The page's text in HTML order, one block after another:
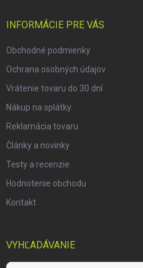
INFORMÁCIE PRE VÁS
Obchodné podmienky
Ochrana osobných údajov
Vrátenie tovaru do 30 dní
Nákup na splátky
Reklamácia tovaru
Články a novinky
Testy a recenzie
Hodnotenie obchodu
Kontakt
VYHĽADÁVANIE